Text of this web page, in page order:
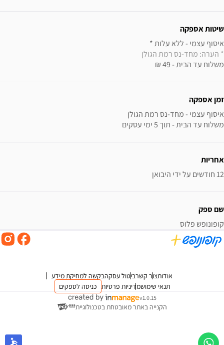
שיטות אספקה
איסוף עצמי - ללא עלות *
* הערה: מחד-נס רמת הגולן
משלוח עד הבית - 49 ₪
זמן אספקה
משלוח עד הבית - תוך 5 ימי עסקים
אחריות
12 חודשים על ידי היבואן
שם ספק
קופונופש פלוס
אודותצור קשרביטול עסקהבקשה למחיקת מידע
תנאי שימושמדיניות פרטיות כניסה לספקים
v1.0.15
הקנייה באתר מאובטחת בטכנולוגיית